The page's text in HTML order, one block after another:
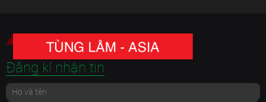
Đăng kí nhận tin